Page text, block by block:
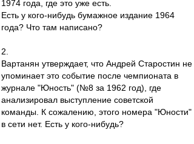
1974 года, где это уже есть.
Есть у кого-нибудь бумажное издание 1964
года? Что там написано?
2.
Вартанян утверждает, что Андрей Старостин не
упоминает это событие после чемпионата в
журнале "Юность" (№8 за 1962 год), где
анализировал выступление советской
команды. К сожалению, этого номера "Юности"
в сети нет. Есть у кого-нибудь?